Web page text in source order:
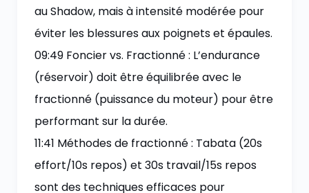
au Shadow, mais à intensité modérée pour
éviter les blessures aux poignets et épaules.
09:49 Foncier vs. Fractionné : L’endurance
(réservoir) doit être équilibrée avec le
fractionné (puissance du moteur) pour être
performant sur la durée.
11:41 Méthodes de fractionné : Tabata (20s
effort/10s repos) et 30s travail/15s repos
sont des techniques efficaces pour